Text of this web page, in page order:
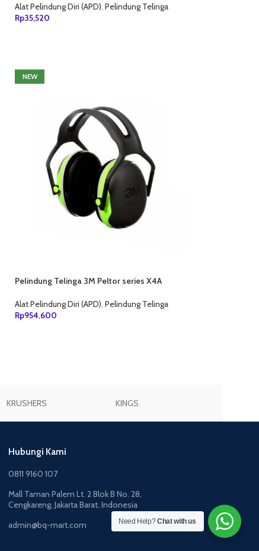
Alat Pelindung Diri (APD),Pelindung Telinga
Rp35,520
NEW
Pelindung Telinga 3M Peltor series X4A
Alat Pelindung Diri (APD),Pelindung Telinga
Rp954,600
KRUSHERS KINGS
Hubungi Kami
0811 9160 107
Mall Taman Palem Lt. 2 Blok B No. 28,
Cengkareng, Jakarta Barat, Indonesia
admin@bq-mart.com
Need Help?Chat with us